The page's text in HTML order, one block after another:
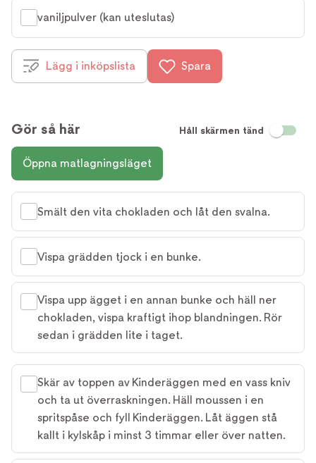
vaniljpulver (kan uteslutas)
Lägg i inköpslista Spara
Gör så här Håll skärmen tänd
Öppna matlagningsläget
Smält den vita chokladen och låt den svalna.
Vispa grädden tjock i en bunke.
Vispa upp ägget i en annan bunke och häll ner
chokladen, vispa kraftigt ihop blandningen. Rör
sedan i grädden lite i taget.
Skär av toppen av Kinderäggen med en vass kniv
och ta ut överraskningen. Häll moussen i en
spritspåse och fyll Kinderäggen. Låt äggen stå
kallt i kylskåp i minst 3 timmar eller över natten.